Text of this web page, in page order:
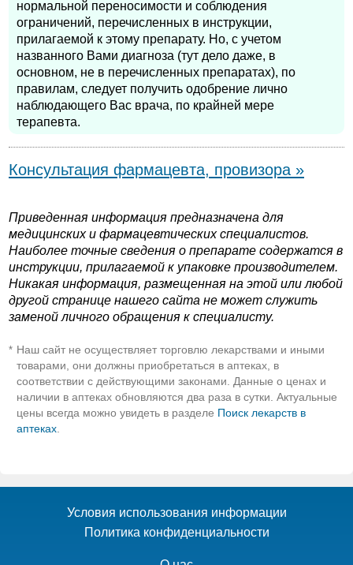
нормальной переносимости и соблюдения
ограничений, перечисленных в инструкции,
прилагаемой к этому препарату. Но, с учетом
названного Вами диагноза (тут дело даже, в
основном, не в перечисленных препаратах), по
правилам, следует получить одобрение лично
наблюдающего Вас врача, по крайней мере
терапевта.
Консультация фармацевта, провизора »
Приведенная информация предназначена для
медицинских и фармацевтических специалистов.
Наиболее точные сведения о препарате содержатся в
инструкции, прилагаемой к упаковке производителем.
Никакая информация, размещенная на этой или любой
другой странице нашего сайта не может служить
заменой личного обращения к специалисту.
* Наш сайт не осуществляет торговлю лекарствами и иными
товарами, они должны приобретаться в аптеках, в
соответствии с действующими законами. Данные о ценах и
наличии в аптеках обновляются два раза в сутки. Актуальные
цены всегда можно увидеть в разделе Поиск лекарств в
аптеках
Условия использования информации
Политика конфиденциальности